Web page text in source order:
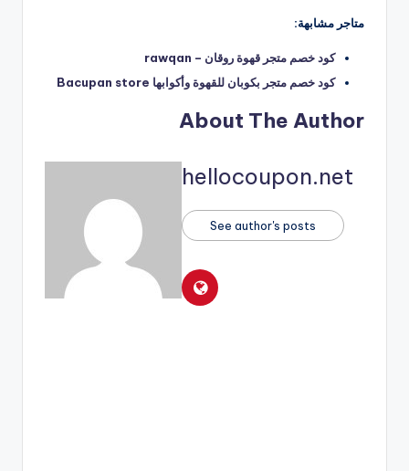
متاجر مشابهة:
كود خصم متجر قهوة روقان – rawqan
كود خصم متجر بكوبان للقهوة وأكوابها Bacupan store
About The Author
hellocoupon.net
See author's posts